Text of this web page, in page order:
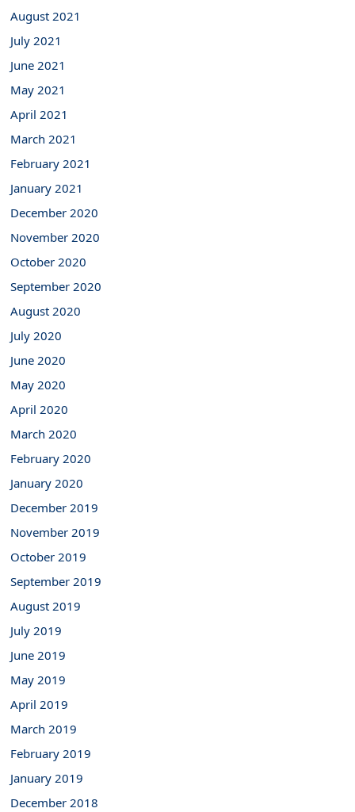
August 2021
July 2021
June 2021
May 2021
April 2021
March 2021
February 2021
January 2021
December 2020
November 2020
October 2020
September 2020
August 2020
July 2020
June 2020
May 2020
April 2020
March 2020
February 2020
January 2020
December 2019
November 2019
October 2019
September 2019
August 2019
July 2019
June 2019
May 2019
April 2019
March 2019
February 2019
January 2019
December 2018